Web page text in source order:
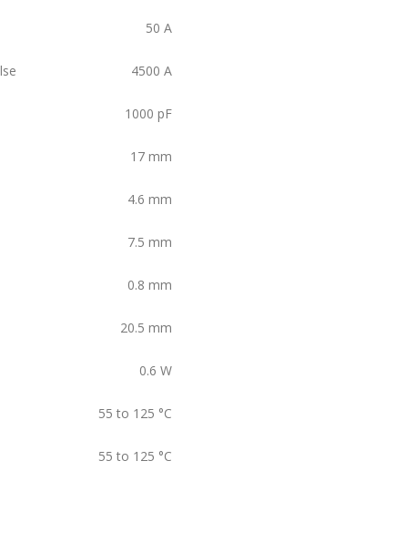
50 A
4500 A
1000 pF
17 mm
4.6 mm
7.5 mm
0.8 mm
20.5 mm
0.6 W
55 to 125 °C
55 to 125 °C